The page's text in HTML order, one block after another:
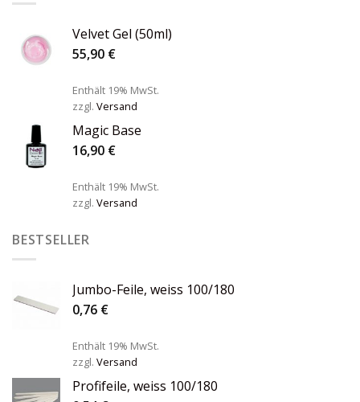
Velvet Gel (50ml)
55,90 €
Enthält 19% MwSt.
zzgl. Versand
Magic Base
16,90 €
Enthält 19% MwSt.
zzgl. Versand
BESTSELLER
Jumbo-Feile, weiss 100/180
0,76 €
Enthält 19% MwSt.
zzgl. Versand
Profifeile, weiss 100/180